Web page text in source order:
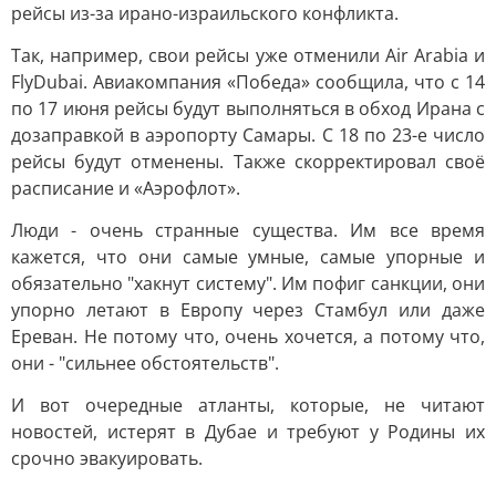
рейсы из-за ирано-израильского конфликта.
Так, например, свои рейсы уже отменили Air Arabia и
FlyDubai. Авиакомпания «Победа» сообщила, что с 14
по 17 июня рейсы будут выполняться в обход Ирана с
дозаправкой в аэропорту Самары. С 18 по 23-е число
рейсы будут отменены. Также скорректировал своё
расписание и «Аэрофлот».
Люди - очень странные существа. Им все время
кажется, что они самые умные, самые упорные и
обязательно "хакнут систему". Им пофиг санкции, они
упорно летают в Европу через Стамбул или даже
Ереван. Не потому что, очень хочется, а потому что,
они - "сильнее обстоятельств".
И вот очередные атланты, которые, не читают
новостей, истерят в Дубае и требуют у Родины их
срочно эвакуировать.